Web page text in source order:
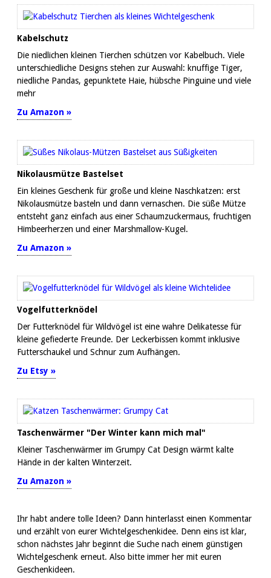
Kabelschutz
Die niedlichen kleinen Tierchen schützen vor Kabelbuch. Viele
unterschiedliche Designs stehen zur Auswahl: knuffige Tiger,
niedliche Pandas, gepunktete Haie, hübsche Pinguine und viele
mehr
Zu Amazon »
Nikolausmütze Bastelset
Ein kleines Geschenk für große und kleine Naschkatzen: erst
Nikolausmütze basteln und dann vernaschen. Die süße Mütze
entsteht ganz einfach aus einer Schaumzuckermaus, fruchtigen
Himbeerherzen und einer Marshmallow-Kugel.
Zu Amazon »
Vogelfutterknödel
Der Futterknödel für Wildvögel ist eine wahre Delikatesse für
kleine gefiederte Freunde. Der Leckerbissen kommt inklusive
Futterschaukel und Schnur zum Aufhängen.
Zu Etsy »
Taschenwärmer "Der Winter kann mich mal"
Kleiner Taschenwärmer im Grumpy Cat Design wärmt kalte
Hände in der kalten Winterzeit.
Zu Amazon »
Ihr habt andere tolle Ideen? Dann hinterlasst einen Kommentar
und erzählt von eurer Wichtelgeschenkidee. Denn eins ist klar,
schon nächstes Jahr beginnt die Suche nach einem günstigen
Wichtelgeschenk erneut. Also bitte immer her mit euren
Geschenkideen.